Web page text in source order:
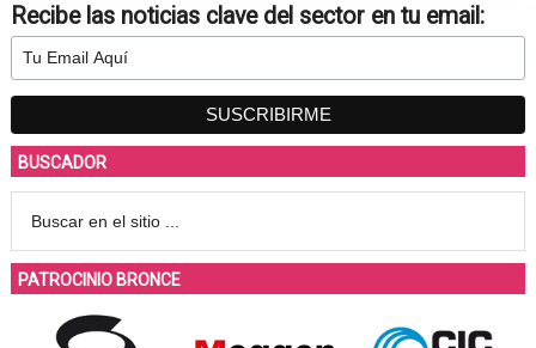
Recibe las noticias clave del sector en tu email:
BUSCADOR
PATROCINIO BRONCE